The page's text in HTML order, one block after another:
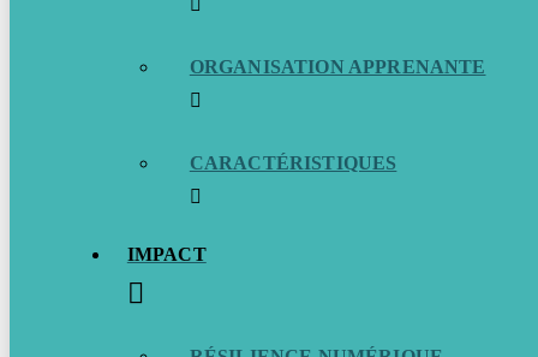
ORGANISATION APPRENANTE
CARACTÉRISTIQUES
IMPACT